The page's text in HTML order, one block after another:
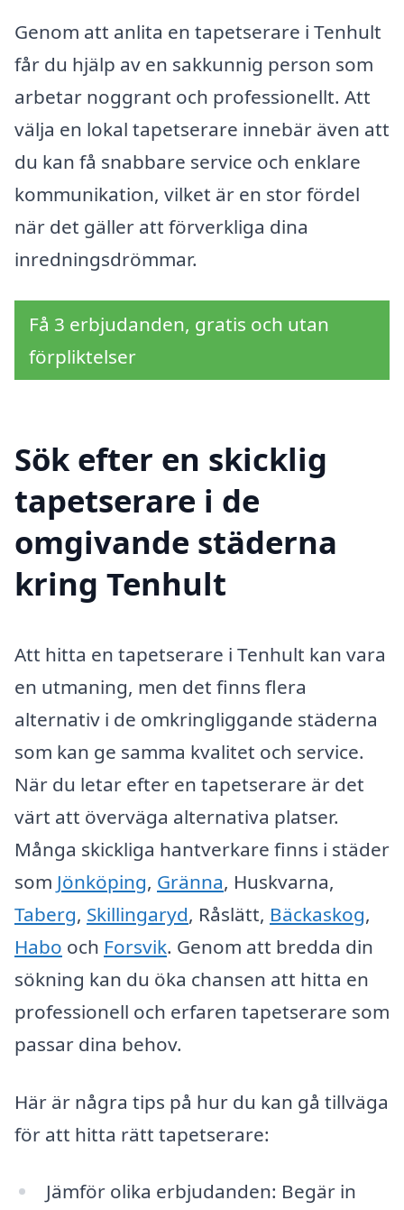
Genom att anlita en tapetserare i Tenhult
får du hjälp av en sakkunnig person som
arbetar noggrant och professionellt. Att
välja en lokal tapetserare innebär även att
du kan få snabbare service och enklare
kommunikation, vilket är en stor fördel
när det gäller att förverkliga dina
inredningsdrömmar.
Få 3 erbjudanden, gratis och utan
förpliktelser
Sök efter en skicklig
tapetserare i de
omgivande städerna
kring Tenhult
Att hitta en tapetserare i Tenhult kan vara
en utmaning, men det finns flera
alternativ i de omkringliggande städerna
som kan ge samma kvalitet och service.
När du letar efter en tapetserare är det
värt att överväga alternativa platser.
Många skickliga hantverkare finns i städer
som Jönköping, Gränna, Huskvarna,
Taberg, Skillingaryd, Råslätt, Bäckaskog,
Habo och Forsvik. Genom att bredda din
sökning kan du öka chansen att hitta en
professionell och erfaren tapetserare som
passar dina behov.
Här är några tips på hur du kan gå tillväga
för att hitta rätt tapetserare:
Jämför olika erbjudanden: Begär in